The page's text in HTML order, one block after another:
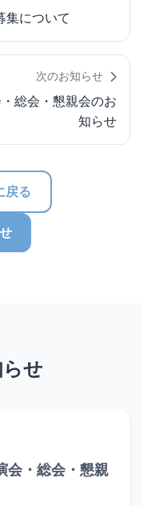
集について
次のお知らせ
総会・懇親会のお
知らせ
戻る
せ
会・総会・懇親